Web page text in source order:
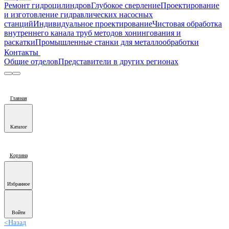
Ремонт гидроцилиндровГлубокое сверлениеПроектирование
и изготовление гидравлических насосных
станцийИндивидуальное проектированиеЧистовая обработка
внутреннего канала труб методов хонингования и
раскаткиПромышленные станки для металлообработки
Контакты
Общие отделовПредставители в других регионах
Главная
Каталог
Корзина
Избранное
Войти
<Назад